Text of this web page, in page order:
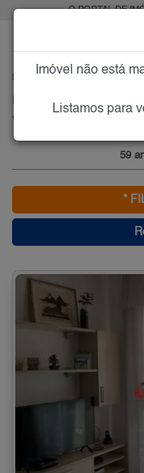
O PORTAL DE
Vila Guarani(Zona Sul),
59
*
Imóvel não está
Listamos para